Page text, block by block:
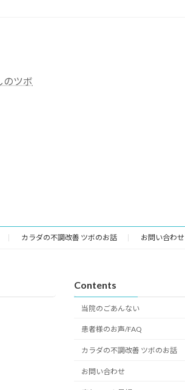
のツボ
カラダの不調改善 ツボのお話 お問い合わせ
Contents
当院のごあんない
患者様のお声/FAQ
カラダの不調改善 ツボのお話
お問い合わせ